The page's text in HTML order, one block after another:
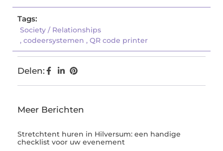
Tags:
Society / Relationships
, codeersystemen , QR code printer
Delen:
Meer Berichten
Stretchtent huren in Hilversum: een handige
checklist voor uw evenement